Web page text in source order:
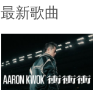
最新歌曲